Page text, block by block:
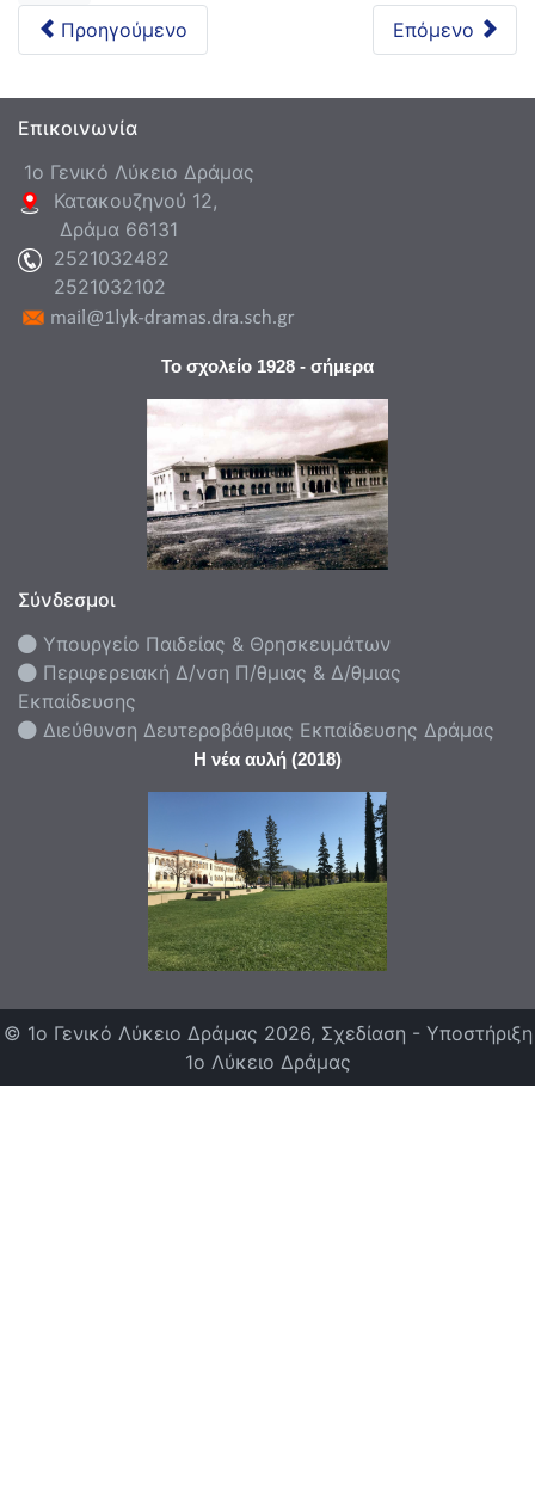
Προηγούμενο Επόμενο
Επικοινωνία
1ο Γενικό Λύκειο Δράμας
Κατακουζηνού 12,
Δράμα 66131
2521032482
2521032102
Το σχολείο 1928 - σήμερα
Σύνδεσμοι
Υπουργείο Παιδείας & Θρησκευμάτων
Περιφερειακή Δ/νση Π/θμιας & Δ/θμιας
Εκπαίδευσης
Διεύθυνση Δευτεροβάθμιας Εκπαίδευσης Δράμας
Η νέα αυλή (2018)
© 1ο Γενικό Λύκειο Δράμας 2026, Σχεδίαση - Υποστήριξη
1ο Λύκειο Δράμας